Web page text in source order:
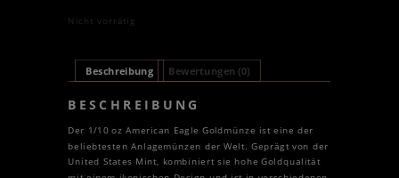
Nicht vorrätig
Beschreibung Bewertungen (0)
BESCHREIBUNG
Der 1/10 oz American Eagle Goldmünze ist eine der
beliebtesten Anlagemünzen der Welt. Geprägt von der
United States Mint, kombiniert sie hohe Goldqualität